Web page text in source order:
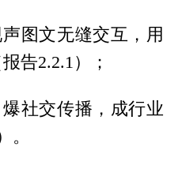
图文无缝交互，用
告2.2.1）；
社交传播，成行业
。